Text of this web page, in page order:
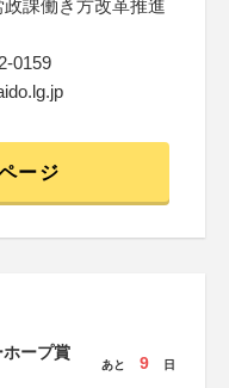
課働き方改革推進
0159
ージ
ープ賞
あと 9 日